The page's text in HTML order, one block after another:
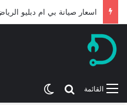
ميكانيكي بي ام دبليو من افضل
القائمة بحث عن